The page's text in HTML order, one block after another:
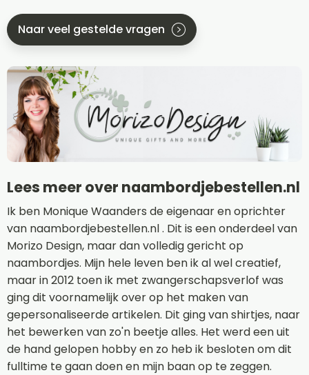
Naar veel gestelde vragen
Lees meer over naambordjebestellen.nl
Ik ben Monique Waanders de eigenaar en oprichter
van naambordjebestellen.nl . Dit is een onderdeel van
Morizo Design, maar dan volledig gericht op
naambordjes. Mijn hele leven ben ik al wel creatief,
maar in 2012 toen ik met zwangerschapsverlof was
ging dit voornamelijk over op het maken van
gepersonaliseerde artikelen. Dit ging van shirtjes, naar
het bewerken van zo'n beetje alles. Het werd een uit
de hand gelopen hobby en zo heb ik besloten om dit
fulltime te gaan doen en mijn baan op te zeggen.